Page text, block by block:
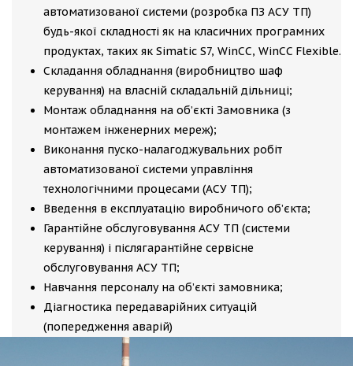
автоматизованої системи (розробка ПЗ АСУ ТП)
будь-якої складності як на класичних програмних
продуктах, таких як Simatic S7, WinCC, WinCC Flexible.
Складання обладнання (виробництво шаф
керування) на власній складальній дільниці;
Монтаж обладнання на об’єкті Замовника (з
монтажем інженерних мереж);
Виконання пуско-налагоджувальних робіт
автоматизованої системи управління
технологічними процесами (АСУ ТП);
Введення в експлуатацію виробничого об’єкта;
Гарантійне обслуговування АСУ ТП (системи
керування) і післягарантійне сервісне
обслуговування АСУ ТП;
Навчання персоналу на об’єкті замовника;
Діагностика передаварійних ситуацій
(попередження аварій)